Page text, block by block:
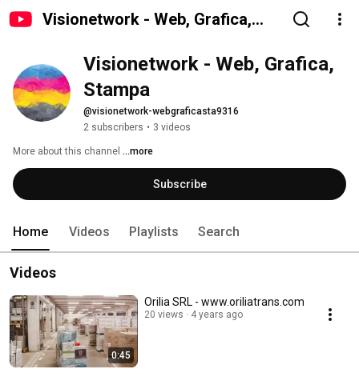
Visionetwork - Web, Grafica,
Visionetwork - Web, Grafica,
Stampa
@visionetwork-webgraficasta9316
2 subscribers • 3 videos
More about this channel ...more
Subscribe
Home Videos Playlists Search
Videos
0:45
Orilia SRL - www.oriliatrans.com
20 views 4 years ago